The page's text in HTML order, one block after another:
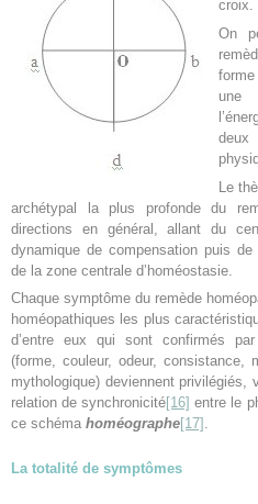
croix.
On
une
Le
archétypal la plus profonde du
directions en général, allant du
dynamique de compensation puis
de la zone centrale d’homéostasie.
Chaque symptôme du remède
homéopathiques les plus
d’entre eux qui sont confirmés
(forme, couleur, odeur, consistance,
mythologique) deviennent privilégiés,
relation de synchronicité[16] entre le
ce schéma homéographe[17] .
La totalité de symptômes